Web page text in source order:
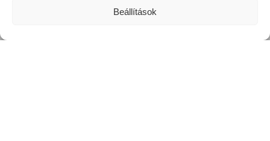
Beállítások